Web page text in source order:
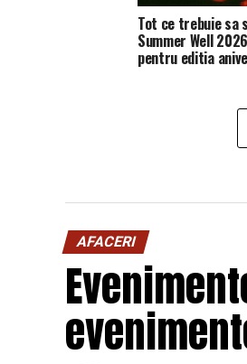
Tot ce trebuie sa
Summer Well
pentru editia
AFACERI